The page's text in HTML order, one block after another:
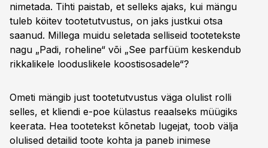
nimetada. Tihti paistab, et selleks ajaks, kui mängu
tuleb köitev tootetutvustus, on jaks justkui otsa
saanud. Millega muidu seletada selliseid tootetekste
nagu „Padi, roheline“ või „See parfüüm keskendub
rikkalikele looduslikele koostisosadele“?
Ometi mängib just tootetutvustus väga olulist rolli
selles, et kliendi e-poe külastus reaalseks müügiks
keerata. Hea tootetekst kõnetab lugejat, toob välja
olulised detailid toote kohta ja paneb inimese